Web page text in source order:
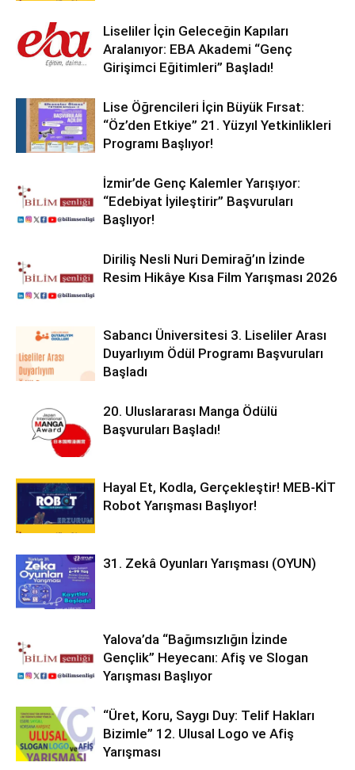
Liseliler İçin Geleceğin Kapıları
Aralanıyor: EBA Akademi “Genç
Girişimci Eğitimleri” Başladı!
Lise Öğrencileri İçin Büyük Fırsat:
“Öz’den Etkiye” 21. Yüzyıl Yetkinlikleri
Programı Başlıyor!
İzmir’de Genç Kalemler Yarışıyor:
“Edebiyat İyileştirir” Başvuruları
Başlıyor!
Diriliş Nesli Nuri Demirağ’ın İzinde
Resim Hikâye Kısa Film Yarışması 2026
Sabancı Üniversitesi 3. Liseliler Arası
Duyarlıyım Ödül Programı Başvuruları
Başladı
20. Uluslararası Manga Ödülü
Başvuruları Başladı!
Hayal Et, Kodla, Gerçekleştir! MEB-KİT
Robot Yarışması Başlıyor!
31. Zekâ Oyunları Yarışması (OYUN)
Yalova’da “Bağımsızlığın İzinde
Gençlik” Heyecanı: Afiş ve Slogan
Yarışması Başlıyor
“Üret, Koru, Saygı Duy: Telif Hakları
Bizimle” 12. Ulusal Logo ve Afiş
Yarışması